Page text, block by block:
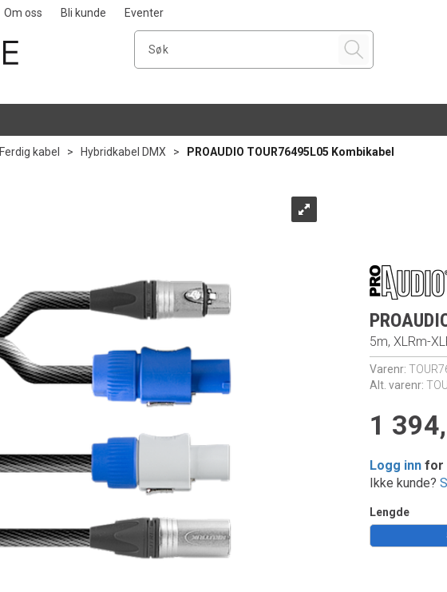
Om oss Bli kunde Eventer
Ferdig kabel > Hybridkabel DMX > PROAUDIO TOUR76495L05 Kombikabel
5m, XLRm-
Varenr:
Alt. varenr:
1
Logg inn for
Ikke kunde?
Lengde